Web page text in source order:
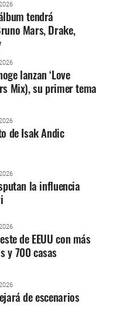
tendrá
Mars, Drake,
lanzan ‘Love
Mix), su primer tema
de Isak Andic
la influencia
de EEUU con más
y 700 casas
de escenarios